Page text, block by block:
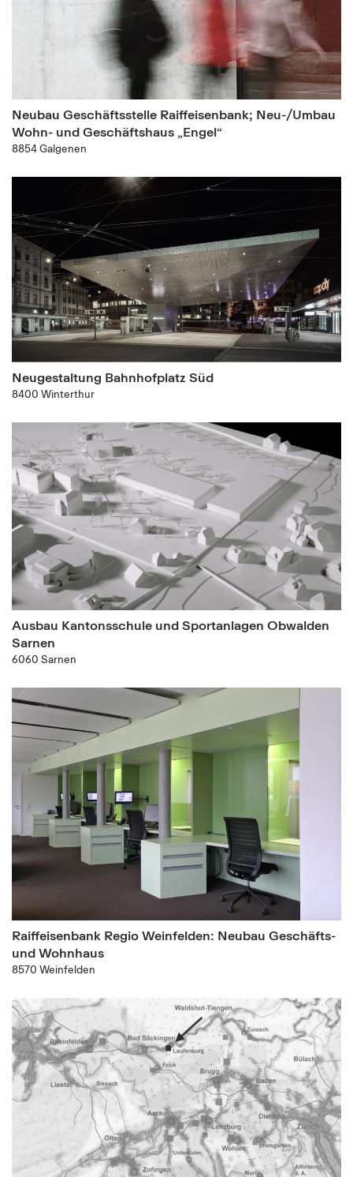
Neubau Geschäftsstelle Raiffeisenbank; Neu-/Umbau
Wohn- und Geschäftshaus „Engel“
8854 Galgenen
Neugestaltung Bahnhofplatz Süd
8400 Winterthur
Ausbau Kantonsschule und Sportanlagen Obwalden
Sarnen
6060 Sarnen
Raiffeisenbank Regio Weinfelden: Neubau Geschäfts-
und Wohnhaus
8570 Weinfelden